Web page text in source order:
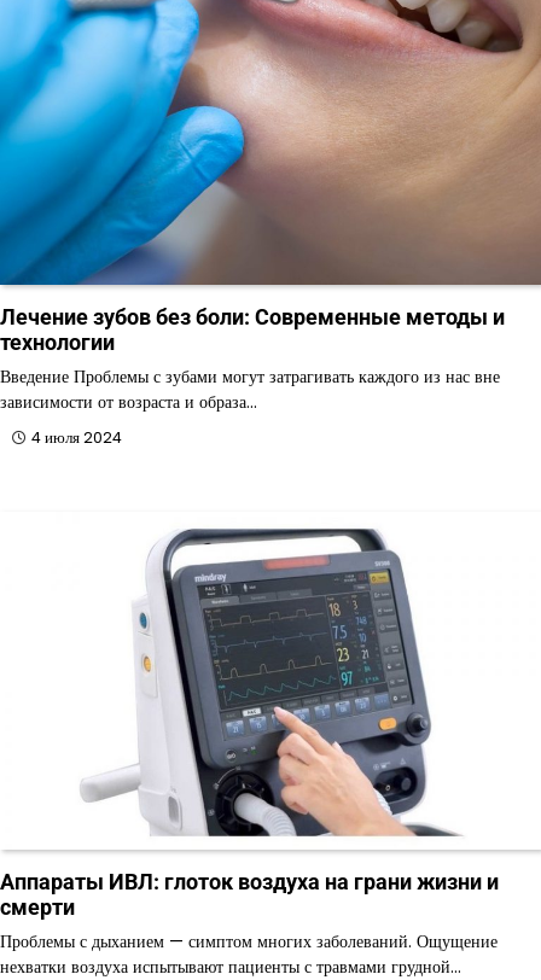
Лечение зубов без боли: Современные методы и
технологии
Введение Проблемы с зубами могут затрагивать каждого из нас вне
зависимости от возраста и образа…
4 июля 2024
Аппараты ИВЛ: глоток воздуха на грани жизни и
смерти
Проблемы с дыханием — симптом многих заболеваний. Ощущение
нехватки воздуха испытывают пациенты с травмами грудной…